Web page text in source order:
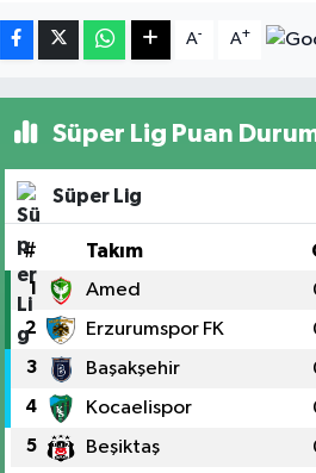
A- A+
Süper Lig Puan
Süper Lig
# Takım
1 Amed
2 Erzurumspor FK
3 Başakşehir
4 Kocaelispor
5 Beşiktaş